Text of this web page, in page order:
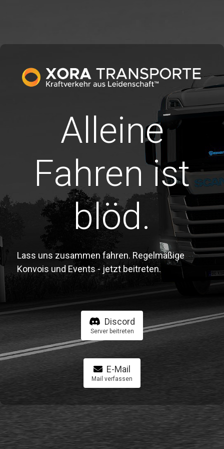
Alleine
Fahren ist
blöd.
Lass uns zusammen fahren. Regelmäßige
Konvois und Events - jetzt beitreten.
Discord
Server beitreten
E-Mail
Mail verfassen